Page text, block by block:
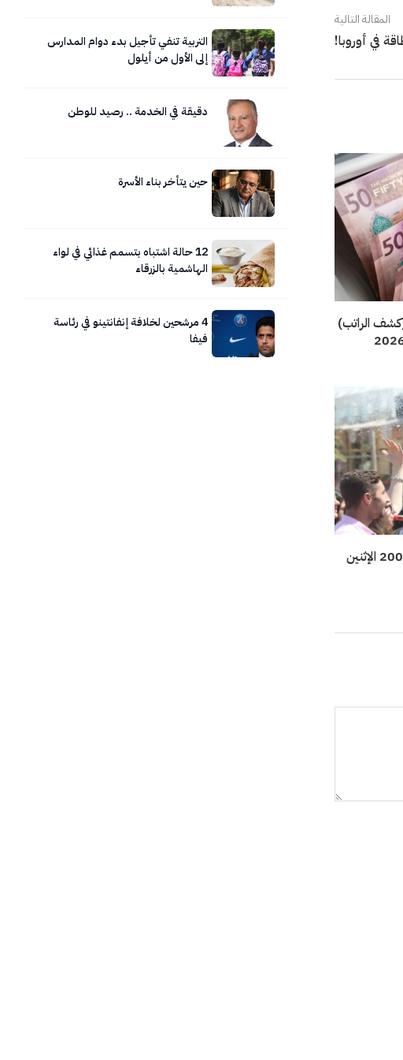
المقالة التالية
في أوروبا!
(كشف الراتب)
التربية تنفي تأجيل بدء دوام المدارس
إلى الأول من أيلول
دقيقة في الخدمة .. رصيد للوطن
حين يتأخر بناء الأسرة
12 حالة اشتباه بتسمم غذائي في لواء
الهاشمية بالزرقاء
4 مرشحين لخلافة إنفانتينو في رئاسة
فيفا